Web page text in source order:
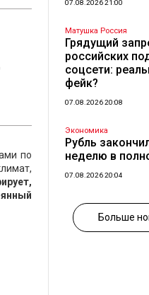
по
07.08.2026 21:00
Матушка Россия
Грядущий
российских
соцсети:
фейк?
07.08.2026 20:08
Экономика
Рубль
неделю в
07.08.2026 20:04
Больше